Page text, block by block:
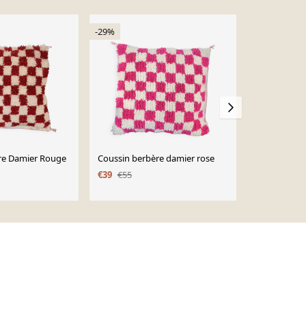
Damier Rouge
-29%
Coussin berbère damier rose
€39 €55